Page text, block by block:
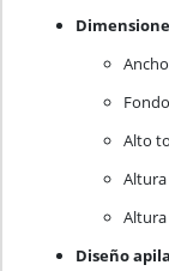
Alto
Altura
Altura
Diseño